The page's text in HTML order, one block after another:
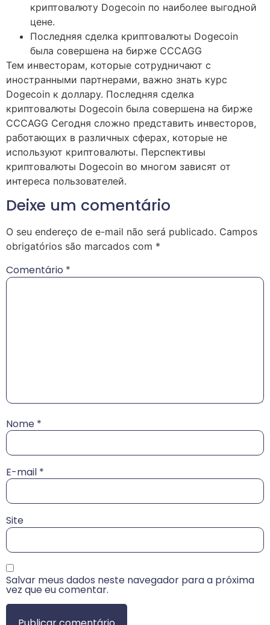
криптовалюту Dogecoin по наиболее выгодной
цене.
Последняя сделка криптовалюты Dogecoin
была совершена на бирже CCCAGG
Тем инвесторам, которые сотрудничают с
иностранными партнерами, важно знать курс
Dogecoin к доллару. Последняя сделка
криптовалюты Dogecoin была совершена на бирже
CCCAGG Сегодня сложно представить инвесторов,
работающих в различных сферах, которые не
используют криптовалюты. Перспективы
криптовалюты Dogecoin во многом зависят от
интереса пользователей.
Deixe um comentário
O seu endereço de e-mail não será publicado. Campos
obrigatórios são marcados com *
Comentário *
Nome *
E-mail *
Site
Salvar meus dados neste navegador para a próxima
vez que eu comentar.